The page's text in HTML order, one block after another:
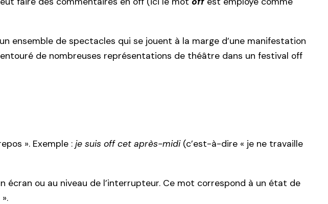
ensemble de spectacles qui se jouent à la marge d’une manifestation
de nombreuses représentations de théâtre dans un festival off
». Exemple : je suis off cet après-midi(c’est-à-dire « je ne travaille
ou au niveau de l’interrupteur. Ce mot correspond à un état de